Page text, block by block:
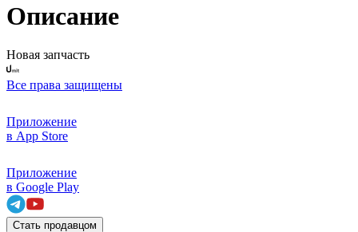
Описание
Новая запчасть
Все права защищены
Приложение
в App Store
Приложение
в Google Play
Стать продавцом